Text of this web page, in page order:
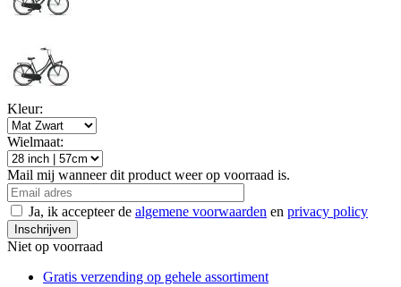
Kleur:
Wielmaat:
Mail mij wanneer dit product weer op voorraad is.
Ja, ik accepteer de algemene voorwaarden en privacy policy
Inschrijven
Niet op voorraad
Gratis verzending op gehele assortiment